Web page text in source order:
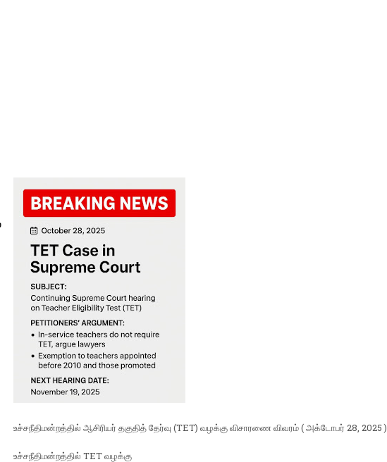
உச்சநீதிமன்றத்தில் ஆசிரியர் தகுதித் தேர்வு (TET) வழக்கு விசாரணை விவரம் ( அக்டோபர் 28, 2025 )
உச்சநீதிமன்றத்தில் TET வழக்கு